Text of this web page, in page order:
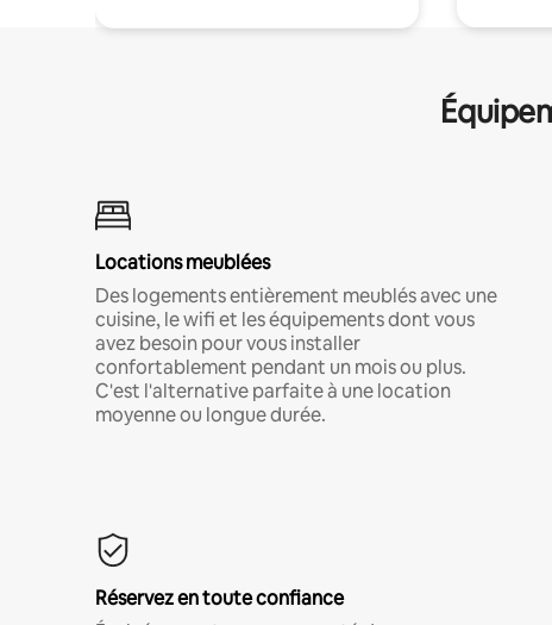
Locations meublées
Des logements entièrement meublés avec une
cuisine, le wifi et les équipements dont vous
avez besoin pour vous installer
confortablement pendant un mois ou plus.
C'est l'alternative parfaite à une location
moyenne ou longue durée.
Réservez en toute confiance